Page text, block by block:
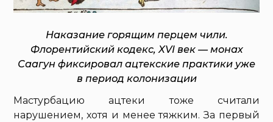
Наказание горящим перцем чили.
Флорентийский кодекс, XVI век — монах
Саагун фиксировал ацтекские практики уже
в период колонизации
Мастурбацию ацтеки тоже считали
нарушением, хотя и менее тяжким. За первый